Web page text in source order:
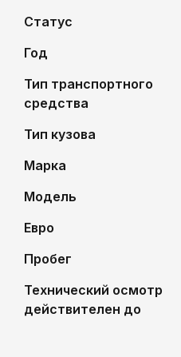
Статус
Год
Тип транспортного
средства
Тип кузова
Марка
Модель
Евро
Пробег
Технический осмотр
действителен до